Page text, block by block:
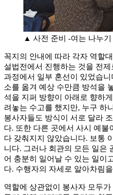
▲ 사전 준비 -여는 나누기
꼭지의 안내에 따라 각자 역할
설법전에서 진행하는 것을 전
과정에서 일부 혼선이 있었습
소를 옮겨 예상 수만큼 방석을
석을 지퍼 방향이 아래로 향하
려놓는 수고를 했지만, 누구 하
봉사자들도 방식이 서로 달라
다. 또한 다른 곳에서 사시 예불
다 갖춰지지 않았습니다. 보통
니다. 그러나 회관의 모든 일은
어 충분히 일어날 수 있는 일이
다. 수행자의 자세로 알아차림
역할에 상관없이 봉사자 모두